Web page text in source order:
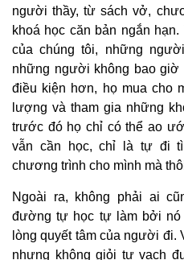
người thầy, từ sách vở,
khoá học căn bản ngắn
của chúng tôi, những
những người không bao giờ
điều kiện hơn, họ mua cho
lượng và tham gia những
trước đó họ chỉ có thể ao
vẫn cần học, chỉ là tự đi
chương trình cho mình mà
Ngoài ra, không phải ai
đường tự học tự làm bởi
lòng quyết tâm của người
nhưng không giỏi tự vạch